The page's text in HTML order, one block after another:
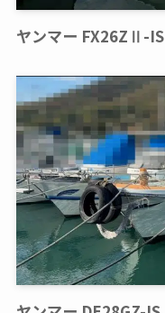
ヤンマー FX26ZⅡ-IS